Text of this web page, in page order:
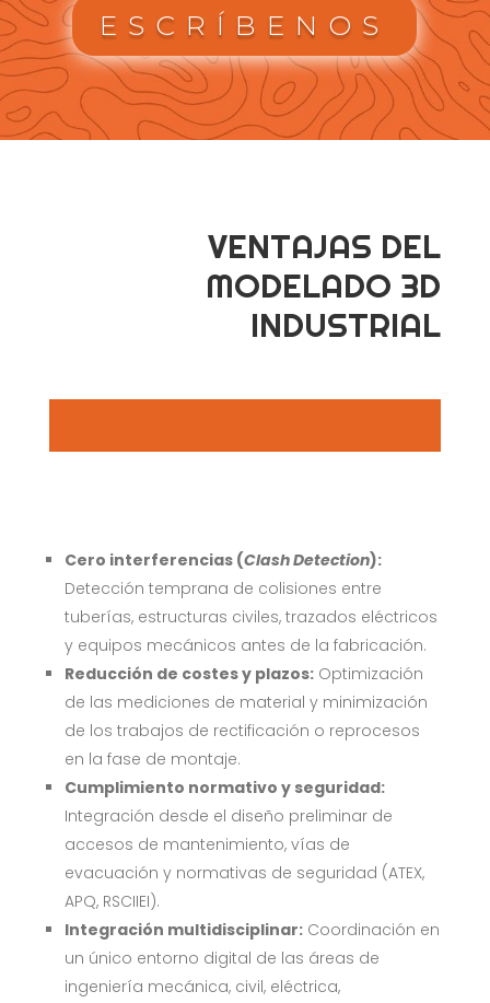
ESCRÍBENOS
VENTAJAS DEL
MODELADO 3D
INDUSTRIAL
Cero interferencias (Clash Detection):
Detección temprana de colisiones entre
tuberías, estructuras civiles, trazados eléctricos
y equipos mecánicos antes de la fabricación.
Reducción de costes y plazos:Optimización
de las mediciones de material y minimización
de los trabajos de rectificación o reprocesos
en la fase de montaje.
Cumplimiento normativo y seguridad:
Integración desde el diseño preliminar de
accesos de mantenimiento, vías de
evacuación y normativas de seguridad (ATEX,
APQ, RSCIIEI).
Integración multidisciplinar:Coordinación en
un único entorno digital de las áreas de
ingeniería mecánica, civil, eléctrica,